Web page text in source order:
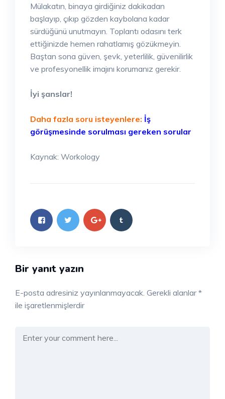
Mülakatın, binaya girdiğiniz dakikadan
başlayıp, çıkıp gözden kaybolana kadar
sürdüğünü unutmayın. Toplantı odasını terk
ettiğinizde hemen rahatlamış gözükmeyin.
Baştan sona güven, şevk, yeterlilik, güvenilirlik
ve profesyonellik imajını korumanız gerekir.
İyi şanslar!
Daha fazla soru isteyenlere: İş
görüşmesinde sorulması gereken sorular
Kaynak: Workology
Bir yanıt yazın
E-posta adresiniz yayınlanmayacak. Gerekli alanlar*
ile işaretlenmişlerdir